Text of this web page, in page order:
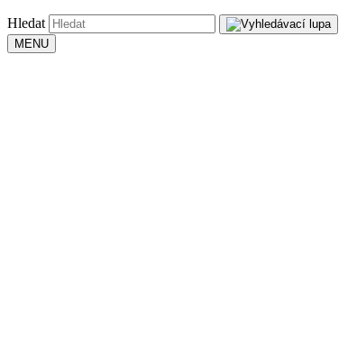
Hledat
MENU